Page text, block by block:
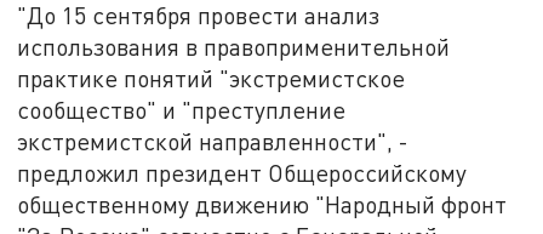
"До 15 сентября провести анализ
использования в правоприменительной
практике понятий "экстремистское
сообщество" и "преступление
экстремистской направленности", -
предложил президент Общероссийскому
общественному движению "Народный фронт